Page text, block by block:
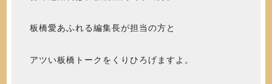
板橋愛あふれる編集長が担当の方と
アツい板橋トークをくりひろげますよ。